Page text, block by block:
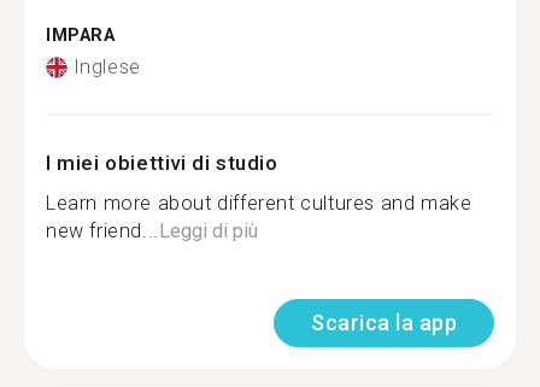
IMPARA
Inglese
I miei obiettivi di studio
Learn more about different cultures and make
new friend...Leggi di più
Scarica la app